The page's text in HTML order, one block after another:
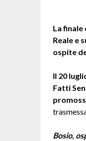
La
Reale e
ospite
Il 20
Fatti
Bosio,